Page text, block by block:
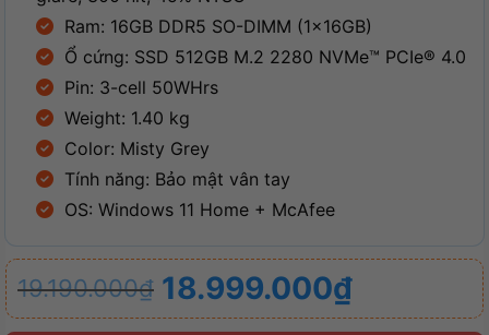
Ram: 16GB DDR5 SO-DIMM (1x16GB)
Ổ cứng: SSD 512GB M.2 2280 NVMe™ PCIe® 4.0
Pin: 3-cell 50WHrs
Weight: 1.40 kg
Color: Misty Grey
Tính năng: Bảo mật vân tay
OS: Windows 11 Home + McAfee
19.190.000₫
Giá
gốc
18.999.000₫
Giá
hiện